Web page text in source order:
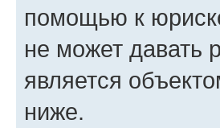
помощью к
не может давать
является
ниже.